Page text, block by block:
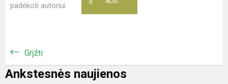
padėkoti autoriui
Grįžti
Ankstesnės naujienos